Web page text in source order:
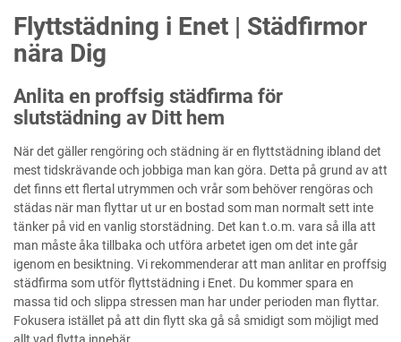
Flyttstädning i Enet | Städfirmor
nära Dig
Anlita en proffsig städfirma för
slutstädning av Ditt hem
När det gäller rengöring och städning är en flyttstädning ibland det
mest tidskrävande och jobbiga man kan göra. Detta på grund av att
det finns ett flertal utrymmen och vrår som behöver rengöras och
städas när man flyttar ut ur en bostad som man normalt sett inte
tänker på vid en vanlig storstädning. Det kan t.o.m. vara så illa att
man måste åka tillbaka och utföra arbetet igen om det inte går
igenom en besiktning. Vi rekommenderar att man anlitar en proffsig
städfirma som utför flyttstädning i Enet. Du kommer spara en
massa tid och slippa stressen man har under perioden man flyttar.
Fokusera istället på att din flytt ska gå så smidigt som möjligt med
allt vad flytta innebär.